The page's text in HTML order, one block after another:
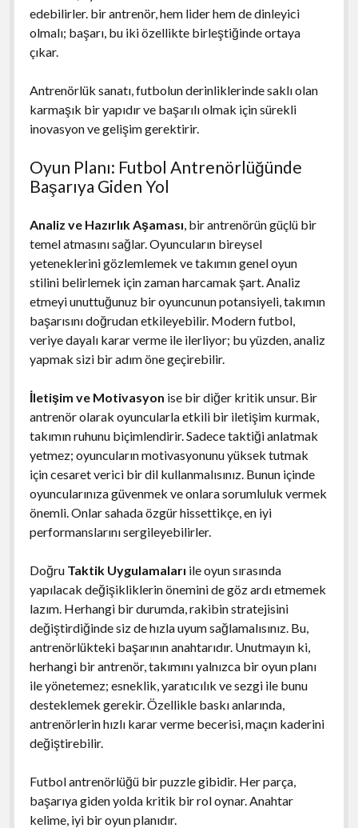
edebilirler. bir antrenör, hem lider hem de dinleyici
olmalı; başarı, bu iki özellikte birleştiğinde ortaya
çıkar.
Antrenörlük sanatı, futbolun derinliklerinde saklı olan
karmaşık bir yapıdır ve başarılı olmak için sürekli
inovasyon ve gelişim gerektirir.
Oyun Planı: Futbol Antrenörlüğünde
Başarıya Giden Yol
Analiz ve Hazırlık Aşaması, bir antrenörün güçlü bir
temel atmasını sağlar. Oyuncuların bireysel
yeteneklerini gözlemlemek ve takımın genel oyun
stilini belirlemek için zaman harcamak şart. Analiz
etmeyi unuttuğunuz bir oyuncunun potansiyeli, takımın
başarısını doğrudan etkileyebilir. Modern futbol,
veriye dayalı karar verme ile ilerliyor; bu yüzden, analiz
yapmak sizi bir adım öne geçirebilir.
İletişim ve Motivasyon ise bir diğer kritik unsur. Bir
antrenör olarak oyuncularla etkili bir iletişim kurmak,
takımın ruhunu biçimlendirir. Sadece taktiği anlatmak
yetmez; oyuncuların motivasyonunu yüksek tutmak
için cesaret verici bir dil kullanmalısınız. Bunun içinde
oyuncularınıza güvenmek ve onlara sorumluluk vermek
önemli. Onlar sahada özgür hissettikçe, en iyi
performanslarını sergileyebilirler.
Doğru Taktik Uygulamaları ile oyun sırasında
yapılacak değişikliklerin önemini de göz ardı etmemek
lazım. Herhangi bir durumda, rakibin stratejisini
değiştirdiğinde siz de hızla uyum sağlamalısınız. Bu,
antrenörlükteki başarının anahtarıdır. Unutmayın ki,
herhangi bir antrenör, takımını yalnızca bir oyun planı
ile yönetemez; esneklik, yaratıcılık ve sezgi ile bunu
desteklemek gerekir. Özellikle baskı anlarında,
antrenörlerin hızlı karar verme becerisi, maçın kaderini
değiştirebilir.
Futbol antrenörlüğü bir puzzle gibidir. Her parça,
başarıya giden yolda kritik bir rol oynar. Anahtar
kelime, iyi bir oyun planıdır.